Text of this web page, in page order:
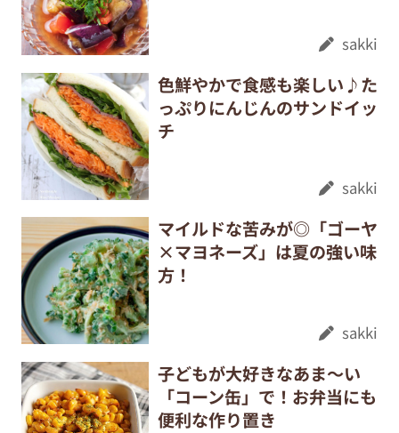
sakki
色鮮やかで食感も楽しい♪た
っぷりにんじんのサンドイッ
チ
sakki
マイルドな苦みが◎「ゴーヤ
×マヨネーズ」は夏の強い味
方！
sakki
子どもが大好きなあま～い
「コーン缶」で！お弁当にも
便利な作り置き